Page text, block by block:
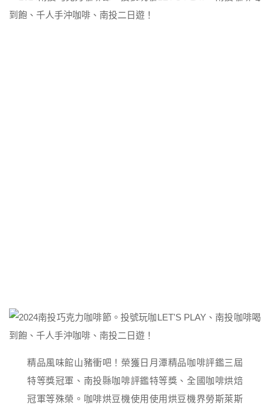
精品風味館山豬衝吧！榮獲日月潭精品咖啡評鑑三屆
特等獎冠軍、南投縣咖啡評鑑特等獎、全國咖啡烘焙
冠軍等殊榮。咖啡烘豆機使用使用烘豆機界勞斯萊斯